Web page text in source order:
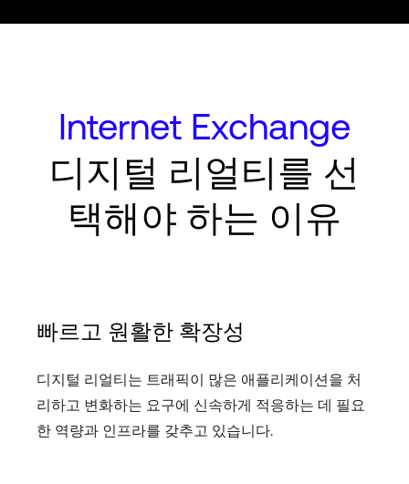
Internet Exchange
디지털 리얼티를 선
택해야 하는 이유
빠르고 원활한 확장성
디지털 리얼티는 트래픽이 많은 애플리케이션을 처
리하고 변화하는 요구에 신속하게 적응하는 데 필요
한 역량과 인프라를 갖추고 있습니다.